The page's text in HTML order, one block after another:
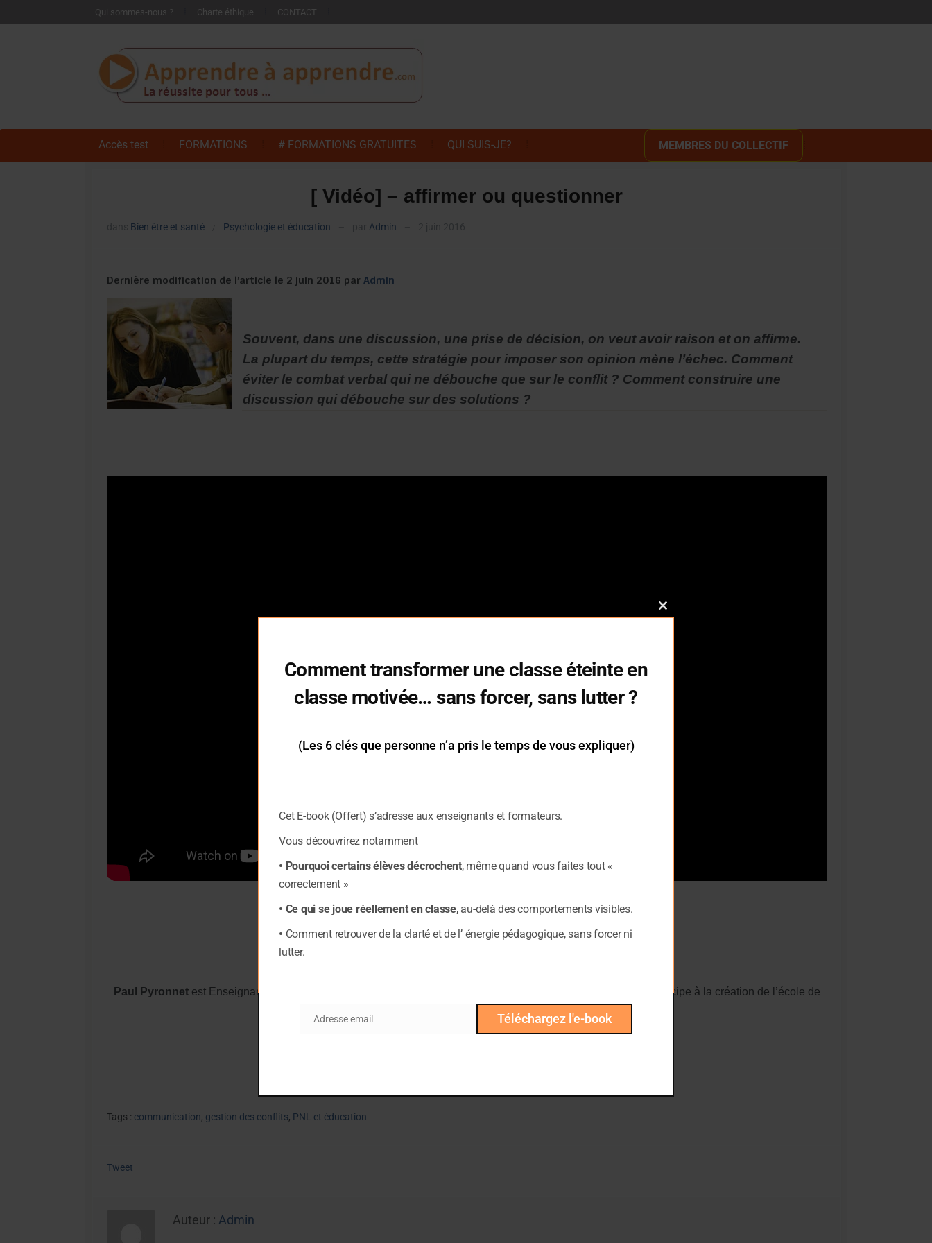
Qui sommes-nous ? Charte éthique CONTACT
Accès test FORMATIONS # FORMATIONS GRATUITES QUI SUIS-JE? MEMBRES DU COLLECTIF
[ Vidéo] – affirmer ou questionner
Bien être et santé Psychologie et éducation Admin
Dernière modification de l’article le 2 juin 2016 par Admin
Souvent, dans une discussion, une prise de décision, on veut avoir raison et on affirme.
La plupart du temps, cette stratégie pour imposer son opinion mène l’échec. Comment
éviter le combat verbal qui ne débouche que sur le conflit ? Comment construire une
discussion qui débouche sur des solutions ?
« la minute pour changer » ©
Paul Pyronnetest Enseignant PNL certifié en 1995, par
et Richard Clark. Il participe à la création de l’école de
PNL avec Alain Cayrol entre (1990-2001)
Tags : communication, gestion des conflits, PNL et éducation
Tweet
Auteur : Admin
Close
Comment transformer une classe éteinte en
classe motivée… sans forcer, sans lutter ?
(Les 6 clés que personne n’a pris le temps de vous expliquer)
Cet E-book (Offert) s’adresse aux enseignants et formateurs.
Vous découvrirez notamment
• Pourquoi certains élèves décrochent, même quand vous faites tout «
correctement »
• Ce qui se joue réellement en classe, au-delà des comportements visibles.
• Comment retrouver de la clarté et de l’ énergie pédagogique, sans forcer ni
lutter.
Email
Adresse email Téléchargez l'e-book